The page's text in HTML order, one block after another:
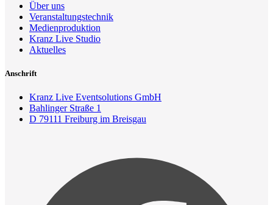
Über uns
Veranstaltungstechnik
Medienproduktion
Kranz Live Studio
Aktuelles
Anschrift
Kranz Live Eventsolutions GmbH
Bahlinger Straße 1
D 79111 Freiburg im Breisgau